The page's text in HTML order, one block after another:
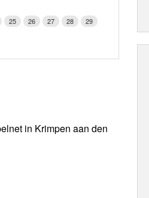
25 26 27 28
29
in Krimpen aan den